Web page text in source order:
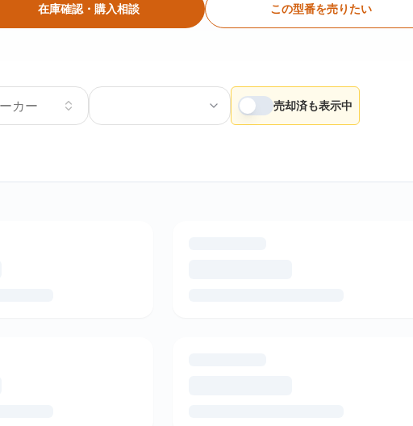
在庫確認・購入相談 この型番を売りたい
カー 売却済も表示中